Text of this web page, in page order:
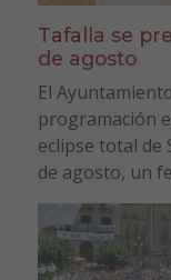
Tafalla se
de agosto
El
programación
eclipse total de
de agosto, un